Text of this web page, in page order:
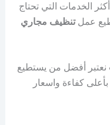
الخدمات التي تحتاج
عملتنظيف مجاري
نعتبر أفضل من يستطيع
كفاءة واسعار